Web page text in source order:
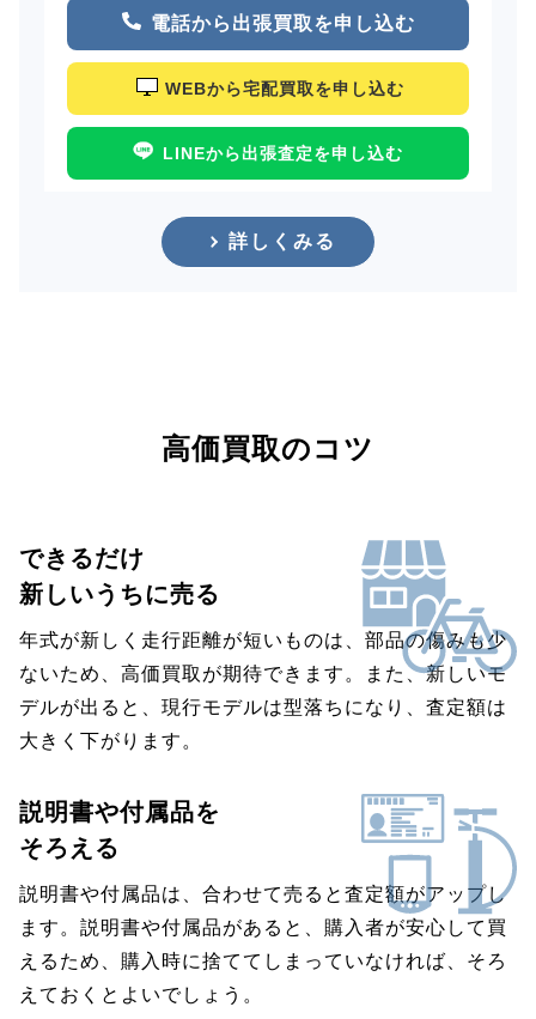
電話から出張買取を申し込む
WEBから宅配買取を申し込む
LINEから出張査定を申し込む
詳しくみる
高価買取のコツ
できるだけ
新しいうちに売る
年式が新しく走行距離が短いものは、部品の傷みも少
ないため、高価買取が期待できます。また、新しいモ
デルが出ると、現行モデルは型落ちになり、査定額は
大きく下がります。
説明書や付属品を
そろえる
説明書や付属品は、合わせて売ると査定額がアップし
ます。説明書や付属品があると、購入者が安心して買
えるため、購入時に捨ててしまっていなければ、そろ
えておくとよいでしょう。